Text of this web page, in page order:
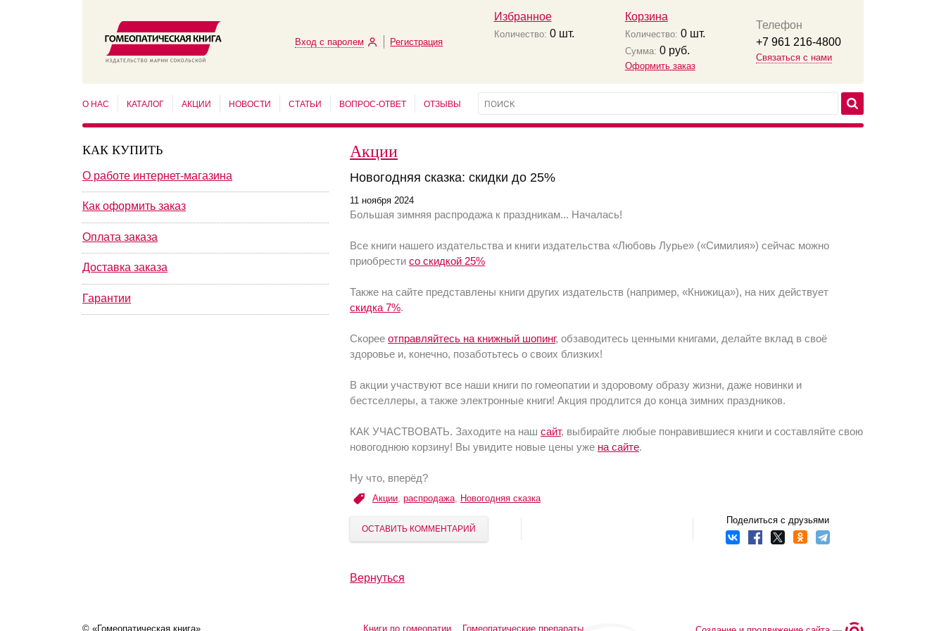
Вход с паролем Регистрация
Избранное
Количество: 0шт.
Корзина
Количество: 0шт.
Сумма: 0руб.
Оформить заказ
Телефон
+7 961 216-4800
Связаться с нами
О НАС КАТАЛОГ АКЦИИ НОВОСТИ СТАТЬИ ВОПРОС-ОТВЕТ ОТЗЫВЫ
КАК КУПИТЬ
О работе интернет-магазина
Как оформить заказ
Оплата заказа
Доставка заказа
Гарантии
Акции
Новогодняя сказка: скидки до 25%
11 ноября 2024
Большая зимняя распродажа к праздникам... Началась!
Все книги нашего издательства и книги издательства «Любовь Лурье» («Симилия») сейчас можно
приобрести со скидкой 25%
Также на сайте представлены книги других издательств (например, «Книжица»), на них действует
скидка 7%.
Скорее отправляйтесь на книжный шопинг, обзаводитесь ценными книгами, делайте вклад в своё
здоровье и, конечно, позаботьтесь о своих близких!
В акции участвуют все наши книги по гомеопатии и здоровому образу жизни, даже новинки и
бестселлеры, а также электронные книги! Акция продлится до конца зимних праздников.
КАК УЧАСТВОВАТЬ. Заходите на наш сайт, выбирайте любые понравившиеся книги и составляйте свою
новогоднюю корзину! Вы увидите новые цены уже на сайте.
Ну что, вперёд?
Акции, распродажа, Новогодняя сказка
ОСТАВИТЬ КОММЕНТАРИЙ
Поделиться с друзьями
Вернуться
© «Гомеопатическая книга» Книги по гомеопатии Гомеопатические препараты